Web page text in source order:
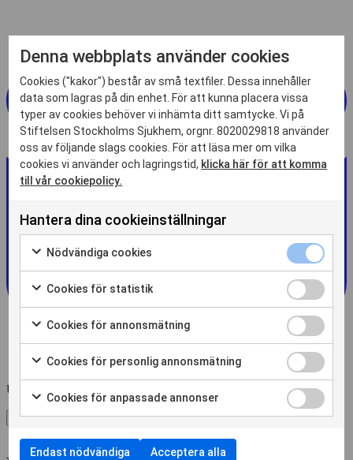
Uppdaterad:
Dela Skriv ut sidan
Denna webbplats använder cookies
Cookies ("kakor") består av små textfiler. Dessa innehåller
data som lagras på din enhet. För att kunna placera vissa
typer av cookies behöver vi inhämta ditt samtycke. Vi på
Stiftelsen Stockholms Sjukhem, orgnr. 8020029818 använder
oss av följande slags cookies. För att läsa mer om vilka
cookies vi använder och lagringstid, klicka här för att komma
till vår cookiepolicy.
Hantera dina cookieinställningar
Nödvändiga cookies
Markera
för
samtycka
till
användning
av
Nödvändiga
cookies
kryssruta
Cookies för statistik
Markera
för
samtycka
till
användning
av
statistik
Cookies
för
statistik
kryssruta
Cookies för annonsmätning
Markera
för
samtycka
till
användning
Cookies
Cookies
för
kryssruta
Cookies för personlig annonsmätning
Markera
för
samtycka
till
användning
Cookies
för
personlig
kryssruta
Cookies för anpassade annonser
Markera
att
Cookies
för
Endast nödvändiga Acceptera alla